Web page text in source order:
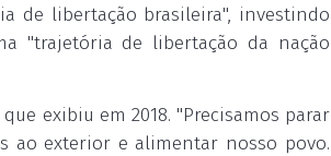
de libertação brasileira", investindo
"trajetória de libertação da nação
exibiu em 2018. "Precisamos parar
ao exterior e alimentar nosso povo.